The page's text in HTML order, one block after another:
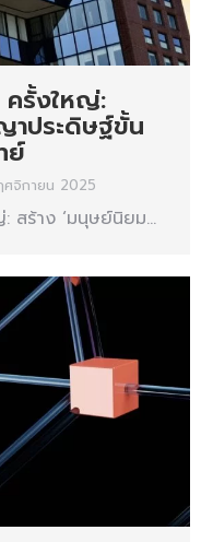
รั้งใหญ่:
ประดิษฐ์ขั้น
ย์
ศจิกายน 2025
สร้าง ‘มนุษย์นิยม…